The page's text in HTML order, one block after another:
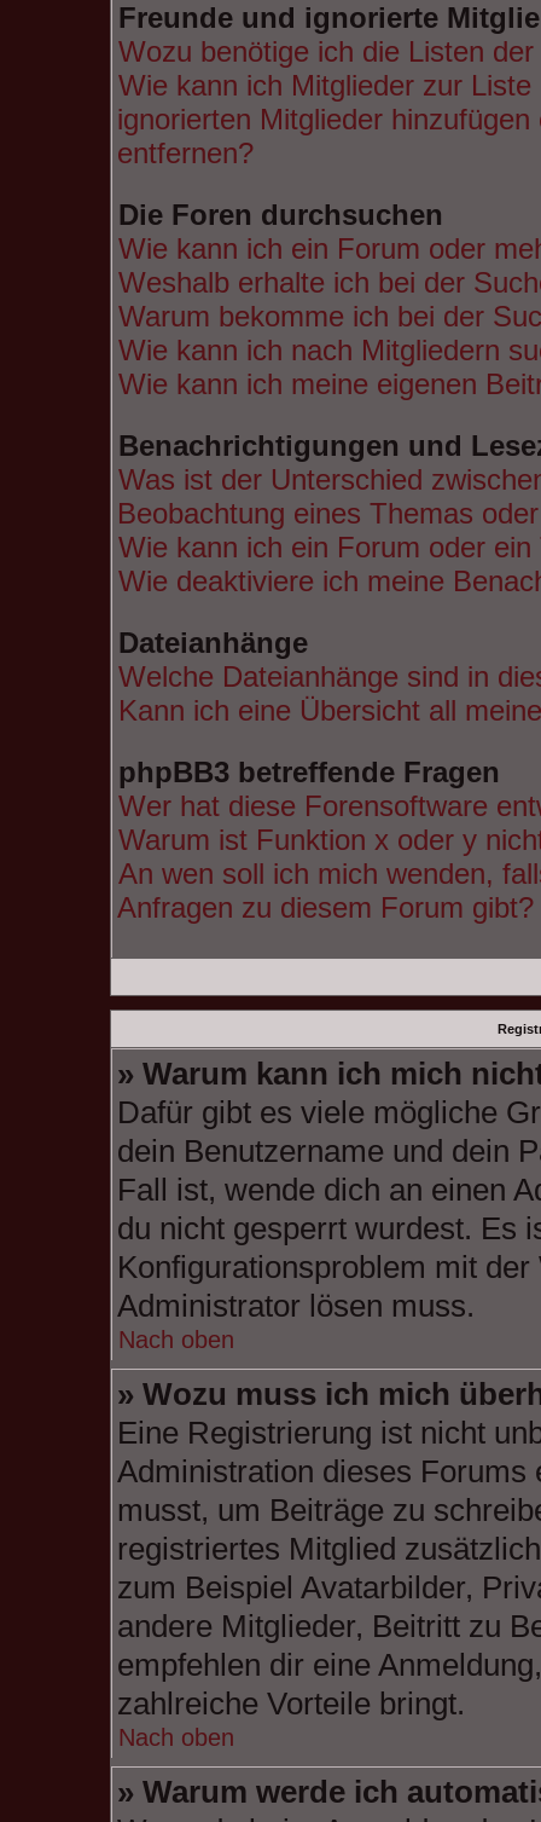
Freunde und ignorierte
Wozu benötige ich die Listen
Wie kann ich Mitglieder zur
ignorierten Mitglieder
entfernen?
Die Foren durchsuchen
Wie kann ich ein Forum oder
Weshalb erhalte ich bei der
Warum bekomme ich bei der
Wie kann ich nach Mitgliedern
Wie kann ich meine eigenen
Benachrichtigungen und
Was ist der Unterschied
Beobachtung eines Themas
Wie kann ich ein Forum oder
Wie deaktiviere ich meine
Dateianhänge
Welche Dateianhänge sind in
Kann ich eine Übersicht all
phpBB3 betreffende Fragen
Wer hat diese Forensoftware
Warum ist Funktion x oder y
An wen soll ich mich wenden,
Anfragen zu diesem Forum gibt?
» Warum kann ich mich
Dafür gibt es viele mögliche
dein Benutzername und dein
Fall ist, wende dich an einen
du nicht gesperrt wurdest. Es
Konfigurationsproblem mit
Administrator lösen muss.
Nach oben
» Wozu muss ich mich
Eine Registrierung ist nicht
Administration dieses Forums
musst, um Beiträge zu
registriertes Mitglied
zum Beispiel Avatarbilder,
andere Mitglieder, Beitritt zu
empfehlen dir eine
zahlreiche Vorteile bringt.
Nach oben
» Warum werde ich